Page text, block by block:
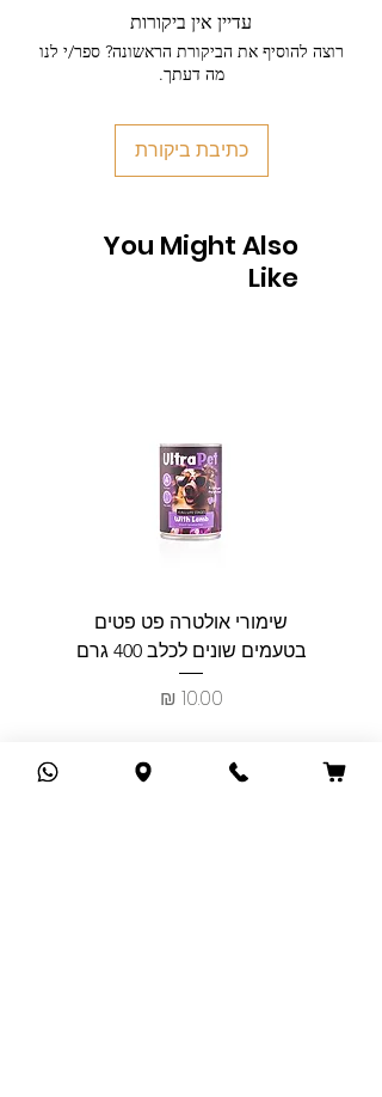
עדיין אין ביקורות
רוצה להוסיף את הביקורת הראשונה? ספר/י לנו
מה דעתך.
כתיבת ביקורת
You Might Also
Like
שימורי אולטרה פט פטים
בטעמים שונים לכלב 400 גרם
מחיר